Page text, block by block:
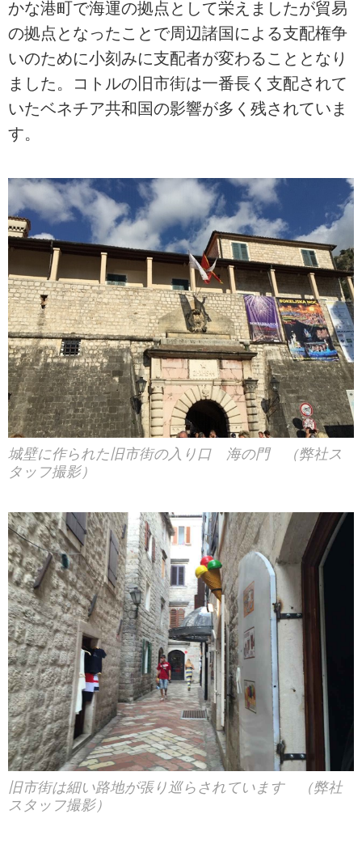
かな港町で海運の拠点として栄えましたが貿易
の拠点となったことで周辺諸国による支配権争
いのために小刻みに支配者が変わることとなり
ました。コトルの旧市街は一番長く支配されて
いたベネチア共和国の影響が多く残されていま
す。
城壁に作られた旧市街の入り口 海の門 （弊社ス
タッフ撮影）
旧市街は細い路地が張り巡らされています （弊社
スタッフ撮影）